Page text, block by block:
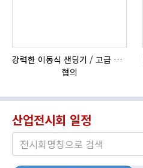
강력한 이동식 샌딩기 / 고급 이태리 IBIX샌드블라스터
협의
산업전시회 일정